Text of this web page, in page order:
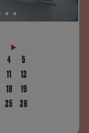
4
5
11
12
18
19
25 26